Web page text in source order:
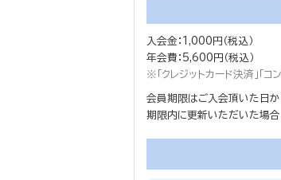
入会金：1,000円（税込）
年会費：5,600円（税込）
※「クレジットカード決済」「
会員期限はご入会頂いた日
期限内に更新いただいた場合